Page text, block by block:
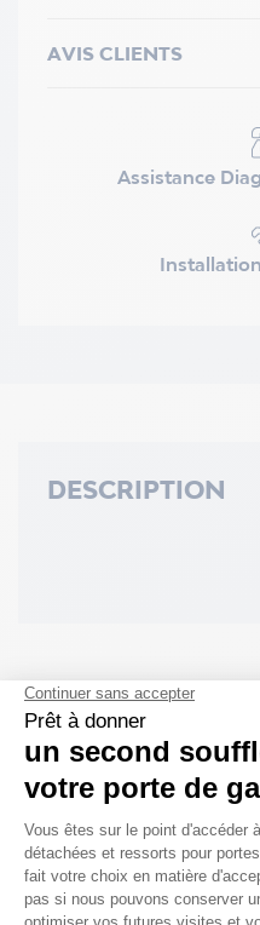
AVIS CLIENTS
Assistance
DESCRIPTION
ACCESSOIRES